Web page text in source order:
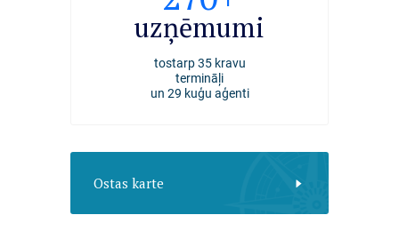
uzņēmumi
tostarp 35 kravu
termināļi
un 29 kuģu aģenti
Ostas karte